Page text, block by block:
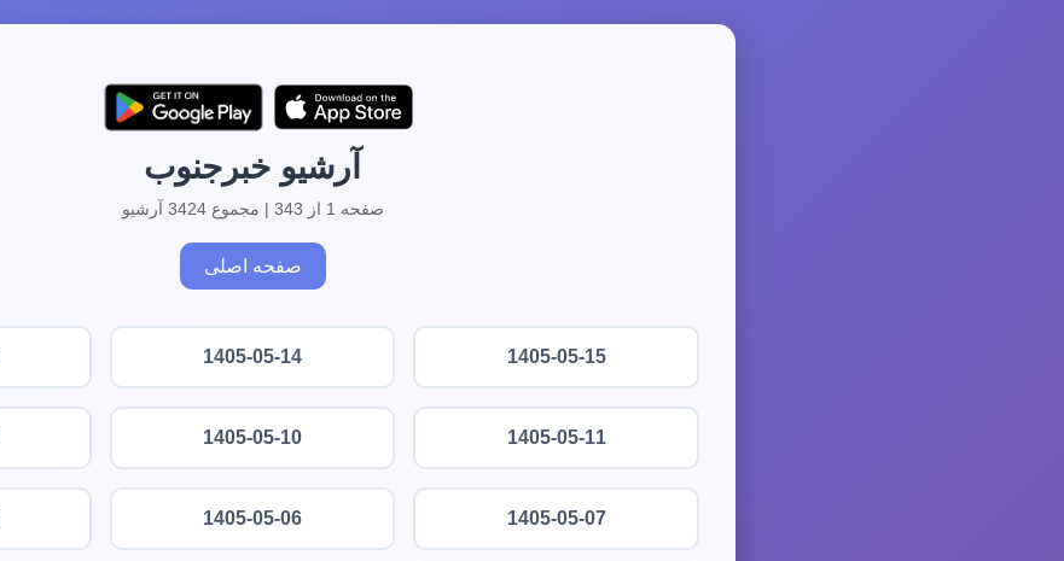
آرشیو خبرجنوب
صفحه 1 از 343 | مجموع 3424 آرشیو
صفحه اصلی
1405-05-15
1405-05-14
1405-05-11
1405-05-10
1405-05-07
1405-05-06